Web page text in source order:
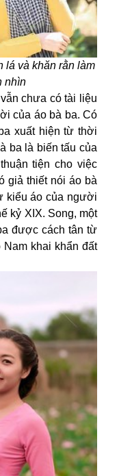
lá và khăn rằn làm
nhìn
chưa có tài liệu
của áo bà ba. Có
xuất hiện từ thời
ba là biến tấu của
tiện cho việc
giả thiết nói áo bà
kiểu áo của người
kỷ XIX. Song, một
được cách tân từ
khai khẩn đất